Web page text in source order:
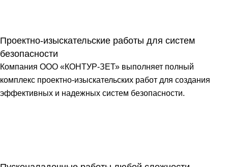
Проектно-изыскательские работы для систем
безопасности
Компания ООО «КОНТУР-ЗЕТ» выполняет полный
комплекс проектно-изыскательских работ для создания
эффективных и надежных систем безопасности.